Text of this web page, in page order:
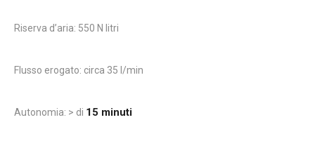
Riserva d’aria: 550 N litri
Flusso erogato: circa 35 l/min
Autonomia: > di 15 minuti